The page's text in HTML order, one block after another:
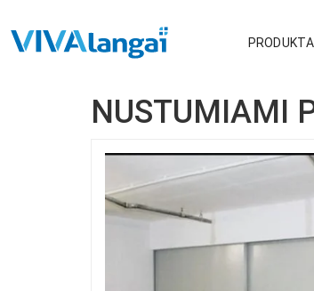
PRODUKTAI
NUSTUMIAMI